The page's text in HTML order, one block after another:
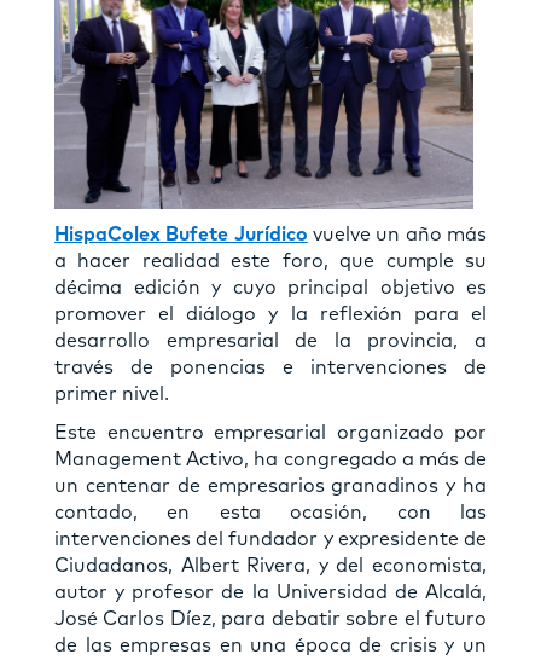
HispaColex Bufete Jurídico vuelve un año más
a hacer realidad este foro, que cumple su
décima edición y cuyo principal objetivo es
promover el diálogo y la reflexión para el
desarrollo empresarial de la provincia, a
través de ponencias e intervenciones de
primer nivel.
Este encuentro empresarial organizado por
Management Activo, ha congregado a más de
un centenar de empresarios granadinos y ha
contado, en esta ocasión, con las
intervenciones del fundador y expresidente de
Ciudadanos, Albert Rivera, y del economista,
autor y profesor de la Universidad de Alcalá,
José Carlos Díez, para debatir sobre el futuro
de las empresas en una época de crisis y un